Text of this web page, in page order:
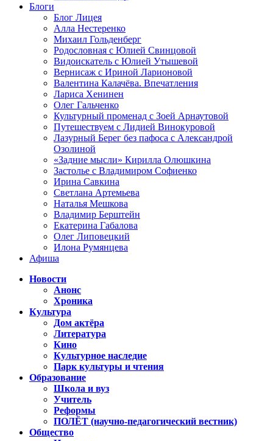
Блоги
Блог Лицея
Алла Нестеренко
Михаил Гольденберг
Родословная с Юлией Свинцовой
Видоискатель с Юлией Утышевой
Вернисаж с Ириной Ларионовой
Валентина Калачёва. Впечатления
Лариса Хенинен
Олег Гальченко
Культурный променад с Зоей Арнаутовой
Путешествуем с Лидией Винокуровой
Лазурный Берег без пафоса с Александрой
Озолиной
«Задние мысли» Кирилла Олюшкина
Застолье с Владимиром Софиенко
Ирина Савкина
Светлана Артемьева
Наталья Мешкова
Владимир Берштейн
Екатерина Габалова
Олег Липовецкий
Илона Румянцева
Афиша
Новости
Анонс
Хроника
Культура
Дом актёра
Литература
Кино
Культурное наследие
Парк культуры и чтения
Образование
Школа и вуз
Учитель
Реформы
ПОЛЁТ (научно-педагогический вестник)
Общество